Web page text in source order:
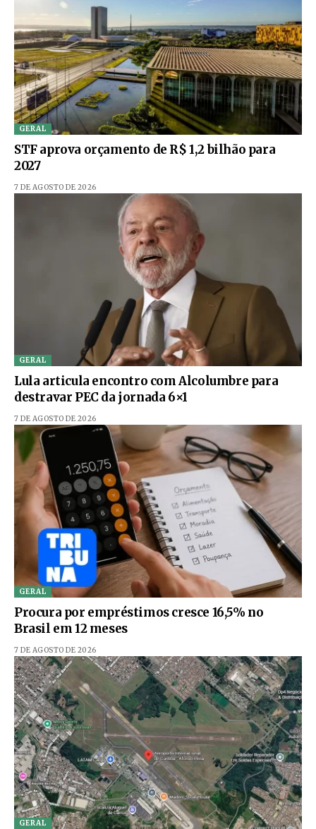
GERAL
STF aprova orçamento de R$ 1,2 bilhão para
2027
7 DE AGOSTO DE 2026
GERAL
Lula articula encontro com Alcolumbre para
destravar PEC da jornada 6×1
7 DE AGOSTO DE 2026
GERAL
Procura por empréstimos cresce 16,5% no
Brasil em 12 meses
7 DE AGOSTO DE 2026
GERAL